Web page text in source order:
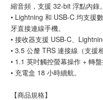
縮音頻，支援 32-bit 浮點內錄。
• Lightning 和 USB-C 均支援
牙直接連線手機。
• 接收器支援 USB-C、
• 3.5 公釐 TRS 連接線（支援
• 1.1 英吋觸控螢幕操作 + 轉
• 充電盒 18 小時續航。
【商品規格】